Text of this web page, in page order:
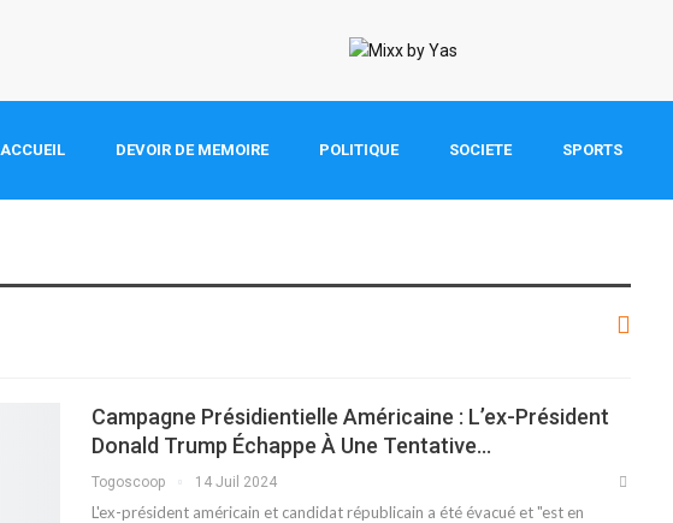
ACCUEIL DEVOIR DE MEMOIRE POLITIQUE SOCIETE SPORTS
Campagne Présidientielle Américaine : L’ex-Président
Donald Trump Échappe À Une Tentative…
Togoscoop 14 Juil 2024
L'ex-président américain et candidat républicain a été évacué et "est en